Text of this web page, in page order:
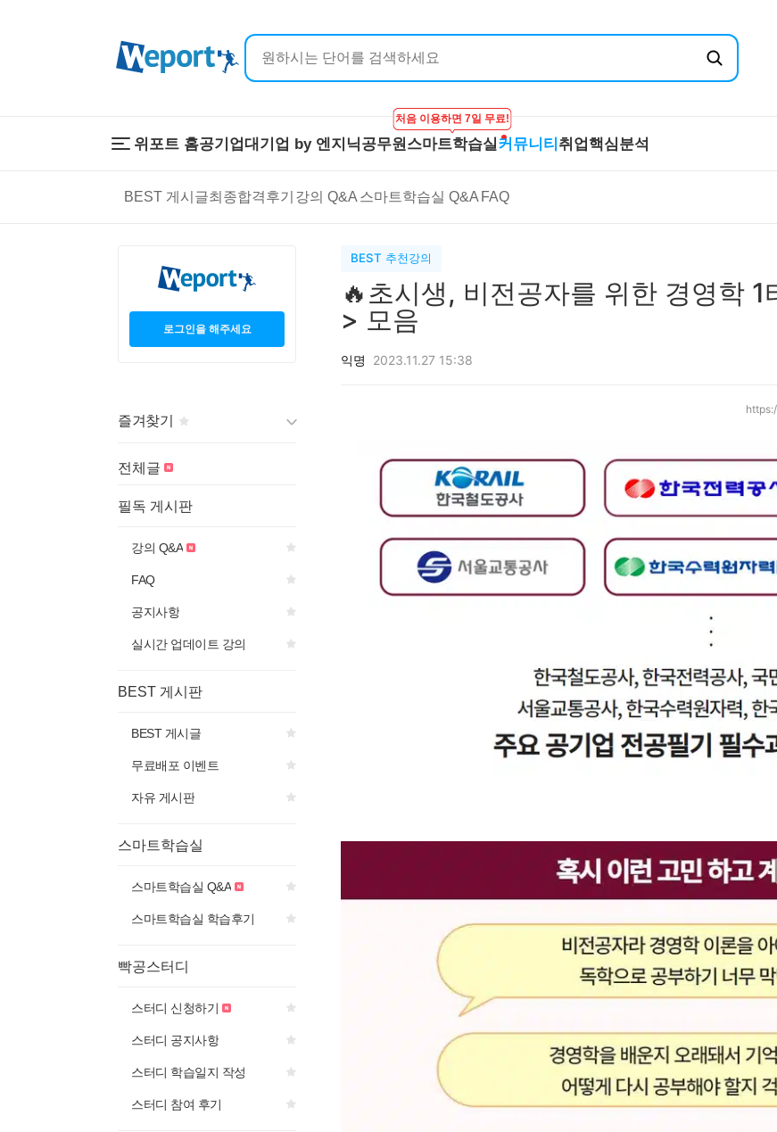
위포트 홈공기업대기업 by 엔지닉공무원
처음 이용하면 7일 무료!
스마트학습실 커뮤니티
BEST 게시글최종합격후기 강의 Q&A 스마트학습실 Q&A FAQ
취업핵심분석
온라인 강의
이공계 강의
학원 강의
온라인 강의
스마트학습실 Q&A
FAQ
로그인을 해주세요
즐겨찾기
게시판 제목의
전체글
필독 게시판
강의 Q&A
FAQ
공지사항
실시간 업데이트 강의
BEST 게시판
BEST 게시글
무료배포 이벤트
자유 게시판
스마트학습실
스마트학습실 Q&A
스마트학습실 학습후기
빡공스터디
스터디 신청하기
스터디 공지사항
스터디 학습일지 작성
스터디 참여 후기
BEST 추천강의
🔥초시생, 비전공자를 위한 경영학
> 모음
익명 2023.11.27 15:38